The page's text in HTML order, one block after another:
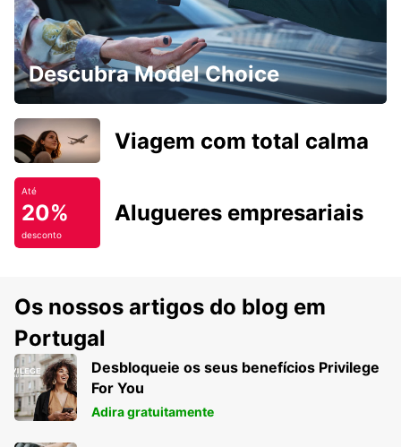
Descubra Model Choice
Viagem com total calma
Até
20%
desconto
Alugueres empresariais
Os nossos artigos do blog em
Portugal
Desbloqueie os seus benefícios Privilege
For You
Adira gratuitamente